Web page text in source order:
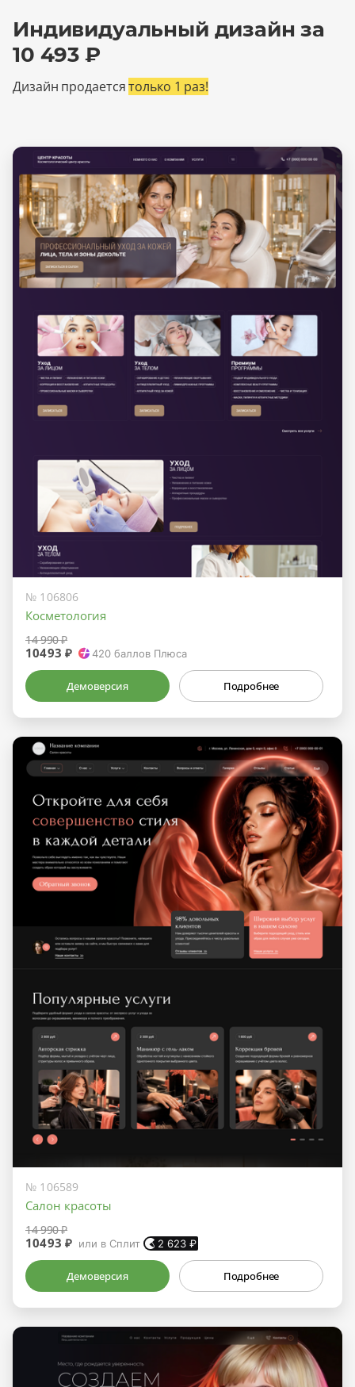
Индивидуальный дизайн за
10 493 ₽
Дизайн продаетсятолько 1 раз!
№ 106806
Косметология
14 990 ₽
10493 ₽ 420 баллов Плюса
Демоверсия Подробнее
№ 106589
Салон красоты
14 990 ₽
10493 ₽ или в Сплит 2 623 ₽
Демоверсия Подробнее